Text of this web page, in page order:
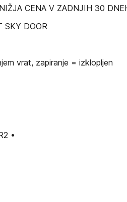
CENA V ZADNJIH 30
SKY DOOR
vrat, zapiranje = izklopljen
•